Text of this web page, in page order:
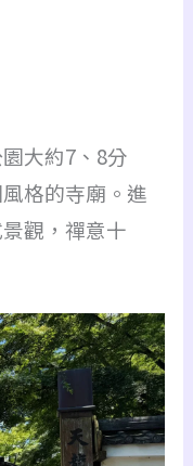
大約7、8分
格的寺廟。進
觀，禪意十